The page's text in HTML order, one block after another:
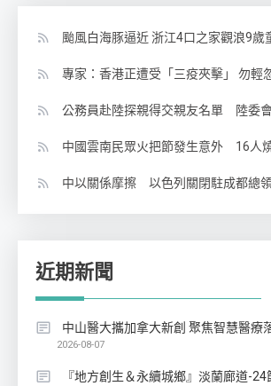
颱風白海豚逼近 浙江4口之家觀浪9歲
專家：香港正遭受「三疫夾擊」 勿輕
公務員赴陸探親得交親友名單 陸委
中國雲南民眾火把節發生意外 16人
中以關係摩擦 以色列關閉駐成都總
近期新聞
中山醫大攜加拿大新創 聚焦智慧醫療
2026-08-07
『地方創生＆永續城鄉』淡蘭廊道-